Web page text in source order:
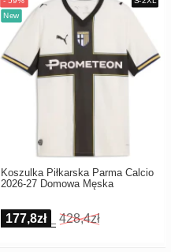
Koszulka Piłkarska Parma Calcio
2026-27 Domowa Męska
177,8zł 428,4zł